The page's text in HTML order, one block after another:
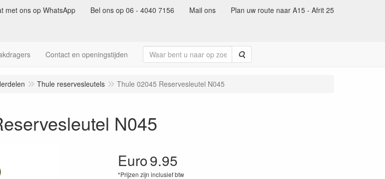
met ons op WhatsApp Bel ons op 06 - 4040 7156 Mail ons Plan uw route naar A15 - Afrit 25
Contact en openingstijden Zoeken
Thule reservesleutels Thule 02045 Reservesleutel N045
N045
Euro9.95
*Prijzen zijn inclusief btw